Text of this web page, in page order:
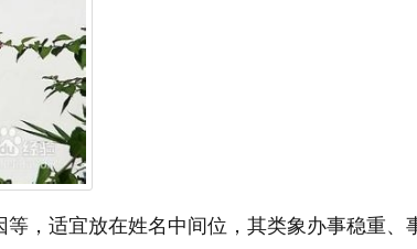
，适宜放在姓名中间位，其类象办事稳重、